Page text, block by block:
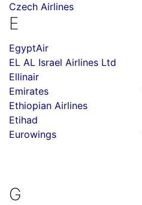
Czech Airlines
E
EgyptAir
EL AL Israel Airlines Ltd
Ellinair
Emirates
Ethiopian Airlines
Etihad
Eurowings
G